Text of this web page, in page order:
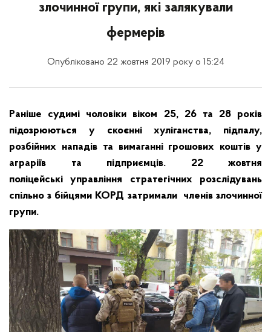
злочинної групи, які залякували
фермерів
Опубліковано 22 жовтня 2019 року о 15:24
Раніше судимі чоловіки віком 25, 26 та 28 років
підозрюються у скоєнні хуліганства, підпалу,
розбійних нападів та вимаганні грошових коштів у
аграріїв та підприємців. 22 жовтня
поліцейські управління стратегічних розслідувань
спільно з бійцями КОРД затримали членів злочинної
групи.